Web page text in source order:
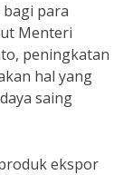
para
Menteri
peningkatan
hal yang
saing
ekspor